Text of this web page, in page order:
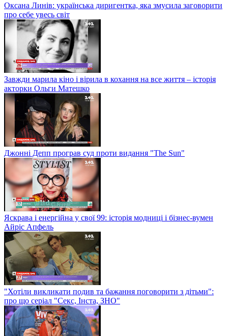
Оксана Линів: українська диригентка, яка змусила заговорити
про себе увесь світ
Завжди марила кіно і вірила в кохання на все життя – історія
акторки Ольги Матешко
Джонні Депп програв суд проти видання "The Sun"
Яскрава і енергійна у свої 99: історія модниці і бізнес-вумен
Айріс Апфель
"Хотіли викликати подив та бажання поговорити з дітьми":
про що серіал "Секс, Інста, ЗНО"